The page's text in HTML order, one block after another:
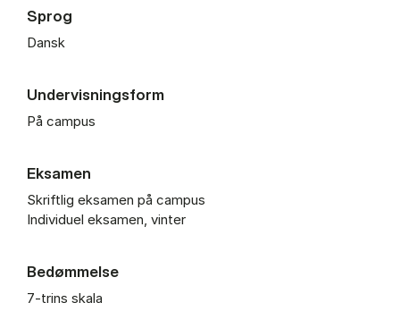
Sprog
Dansk
Undervisningsform
På campus
Eksamen
Skriftlig eksamen på campus
Individuel eksamen, vinter
Bedømmelse
7-trins skala